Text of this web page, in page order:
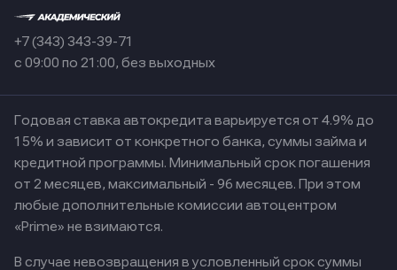
+7 (343) 343-39-71
с 09:00 по 21:00, без выходных
Годовая ставка автокредита варьируется от 4.9% до
15% и зависит от конкретного банка, суммы займа и
кредитной программы. Минимальный срок погашения
от 2 месяцев, максимальный - 96 месяцев. При этом
любые дополнительные комиссии автоцентром
«Prime» не взимаются.
В случае невозвращения в условленный срок суммы